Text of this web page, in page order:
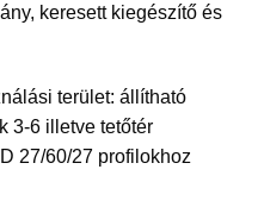
keresett kiegészítő és
terület: állítható
3-6 illetve tetőtér
27/60/27 profilokhoz